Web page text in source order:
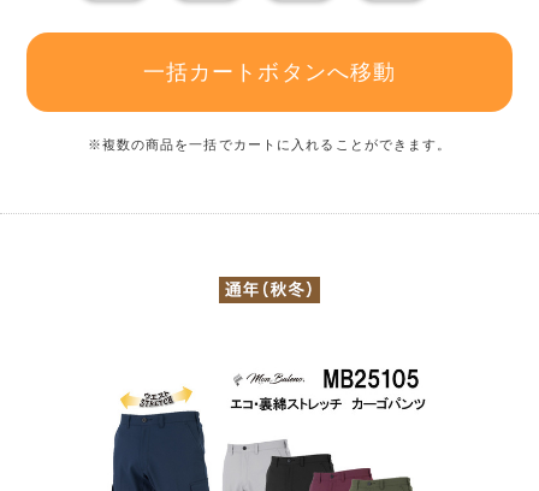
一括カートボタンへ移動
※複数の商品を一括でカートに入れることができます。